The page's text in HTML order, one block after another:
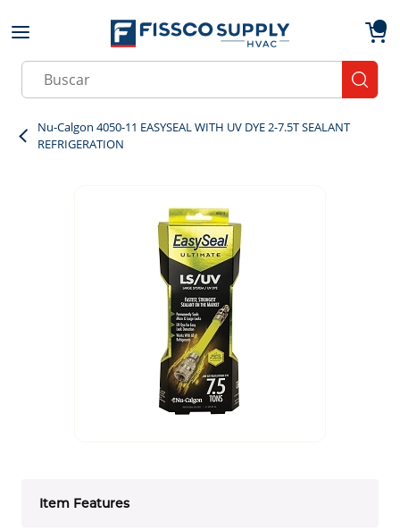
Skip to main content
Site Search
Nu-Calgon 4050-11 EASYSEAL WITH UV DYE 2-7.5T SEALANT
REFRIGERATION
Item Features